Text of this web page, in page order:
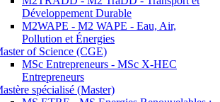
Développement Durable
M2WAPE - M2 WAPE - Eau, Air,
Pollution et Énergies
of Science (CGE)
MSc Entrepreneurs - MSc X-HEC
Entrepreneurs
spécialisé (Master)